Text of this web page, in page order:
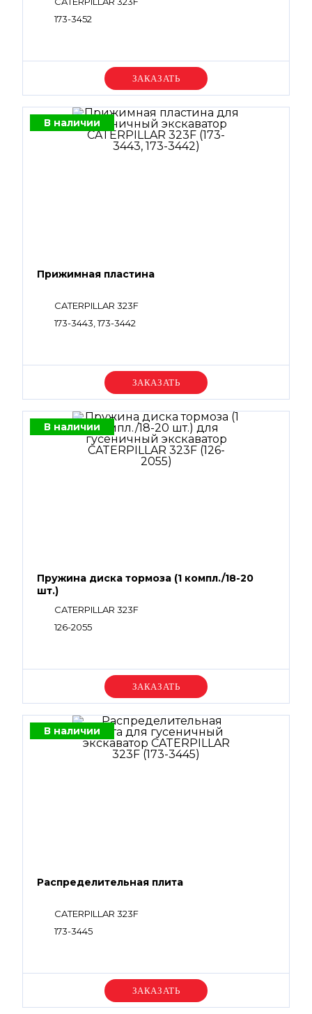
173-3452
Уточняйте цену
В наличии
Прижимная пластина
CATERPILLAR 323F
173-3443, 173-3442
Уточняйте цену
В наличии
Пружина диска тормоза (1 компл./18-20
шт.)
CATERPILLAR 323F
126-2055
Уточняйте цену
В наличии
Распределительная плита
CATERPILLAR 323F
173-3445
Уточняйте цену